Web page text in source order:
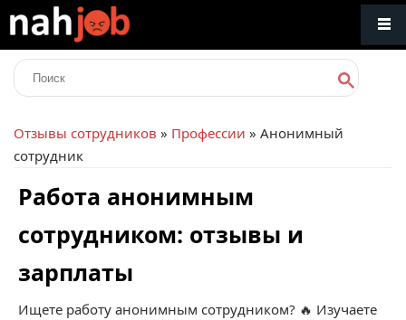
Отзывы сотрудников » Профессии » Анонимный
сотрудник
Работа анонимным
сотрудником: отзывы и
зарплаты
Ищете работу анонимным сотрудником? 🔥 Изучаете